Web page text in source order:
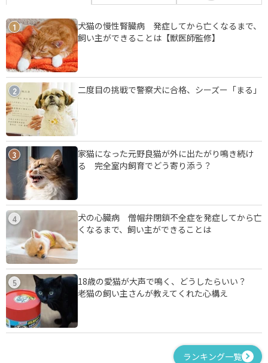
1
犬猫の慢性腎臓病 発症してから亡くなるまで、
飼い主ができることは【獣医師監修】
2 二度目の挑戦で警察犬に合格、シーズー「まる」
3
家猫になった元野良猫が外に出たがり鳴き続け
る 完全室内飼育でどう寄り添う？
4
犬の心臓病 僧帽弁閉鎖不全症を発症してから亡
くなるまで、飼い主ができることは
5
18歳の愛猫が大声で鳴く、どうしたらいい？
老猫の飼い主さんが教えてくれた心構え
ランキング一覧